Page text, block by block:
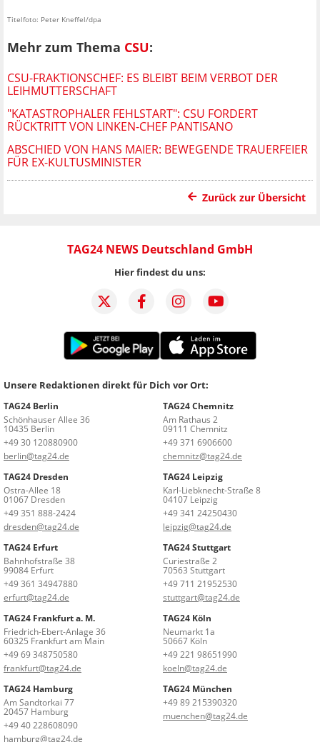
Titelfoto: Peter Kneffel/dpa
Mehr zum Thema CSU:
CSU-FRAKTIONSCHEF: ES BLEIBT BEIM VERBOT DER
LEIHMUTTERSCHAFT
"KATASTROPHALER FEHLSTART": CSU FORDERT
RÜCKTRITT VON LINKEN-CHEF PANTISANO
ABSCHIED VON HANS MAIER: BEWEGENDE TRAUERFEIER
FÜR EX-KULTUSMINISTER
Zurück zur Übersicht
TAG24 NEWS Deutschland GmbH
Hier findest du uns:
Unsere Redaktionen direkt für Dich vor Ort:
TAG24 Berlin
Schönhauser Allee 36
10435 Berlin
+49 30 120880900
berlin@tag24.de
TAG24 Chemnitz
Am Rathaus 2
09111 Chemnitz
+49 371 6906600
chemnitz@tag24.de
TAG24 Dresden
Ostra-Allee 18
01067 Dresden
+49 351 888-2424
dresden@tag24.de
TAG24 Leipzig
Karl-Liebknecht-Straße 8
04107 Leipzig
+49 341 24250430
leipzig@tag24.de
TAG24 Erfurt
Bahnhofstraße 38
99084 Erfurt
+49 361 34947880
erfurt@tag24.de
TAG24 Stuttgart
Curiestraße 2
70563 Stuttgart
+49 711 21952530
stuttgart@tag24.de
TAG24 Frankfurt a. M.
Friedrich-Ebert-Anlage 36
60325 Frankfurt am Main
+49 69 348750580
frankfurt@tag24.de
TAG24 Köln
Neumarkt 1a
50667 Köln
+49 221 98651990
koeln@tag24.de
TAG24 Hamburg
Am Sandtorkai 77
20457 Hamburg
+49 40 228608090
hamburg@tag24.de
TAG24 München
+49 89 215390320
muenchen@tag24.de